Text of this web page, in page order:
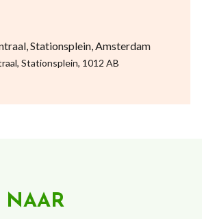
Stationsplein, Amsterdam
Stationsplein, 1012 AB
NAAR